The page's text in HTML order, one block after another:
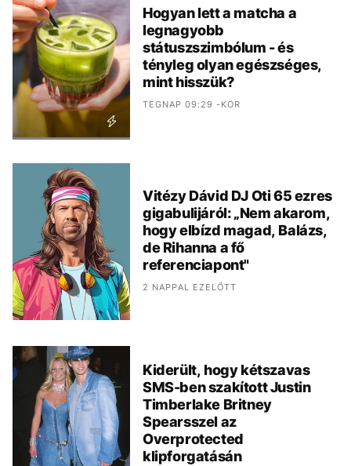
Hogyan lett a matcha a
legnagyobb
státuszszimbólum - és
tényleg olyan egészséges,
mint hisszük?
TEGNAP 09:29 -KOR
Vitézy Dávid DJ Oti 65 ezres
gigabulijáról: „Nem akarom,
hogy elbízd magad, Balázs,
de Rihanna a fő
referenciapont"
2 NAPPAL EZELŐTT
Kiderült, hogy kétszavas
SMS-ben szakított Justin
Timberlake Britney
Spearsszel az
Overprotected
klipforgatásán